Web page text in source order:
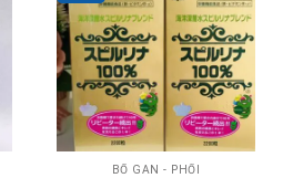
BỔ GAN - PHỔI